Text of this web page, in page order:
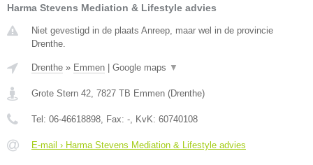
Harma Stevens Mediation & Lifestyle advies
Niet gevestigd in de plaats Anreep, maar wel in de provincie
Drenthe.
Drenthe » Emmen Google maps ▼
Grote Stern 42, 7827 TB Emmen (Drenthe)
Tel: 06-46618898, Fax: -, KvK: 60740108
E-mail › Harma Stevens Mediation & Lifestyle advies